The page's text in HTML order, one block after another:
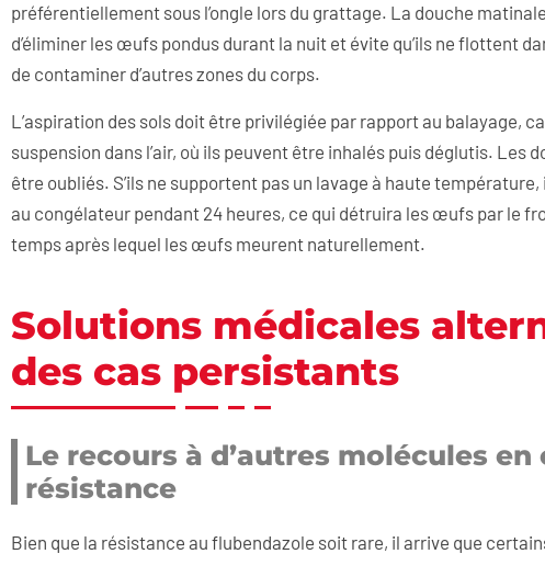
préférentiellement sous l’ongle lors du grattage. La douche
d’éliminer les œufs pondus durant la nuit et évite qu’ils ne flottent
de contaminer d’autres zones du corps.
L’aspiration des sols doit être privilégiée par rapport au balayage,
suspension dans l’air, où ils peuvent être inhalés puis déglutis. Les
être oubliés. S’ils ne supportent pas un lavage à haute
au congélateur pendant 24 heures, ce qui détruira les œufs par le
temps après lequel les œufs meurent naturellement.
Solutions médicales
des cas persistants
Le recours à d’autres molécules
résistance
Bien que la résistance au flubendazole soit rare, il arrive que